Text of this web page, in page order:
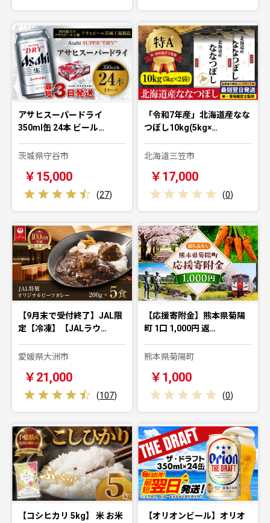
アサヒスーパードライ
350ml缶 24本 ビール…
茨城県守谷市
￥15,000
(27)
「令和7年産」北海道産なな
つぼし10kg(5kg×…
北海道三笠市
￥17,000
(0)
【9月末で受付終了】JAL限
定【冷凍】【JALラウ…
愛媛県大洲市
￥21,000
(107)
【応援寄附金】熊本県菊陽
町 1口 1,000円 返…
熊本県菊陽町
￥1,000
(0)
【コシヒカリ 5kg】 米 お米
【オリオンビール】オリオ